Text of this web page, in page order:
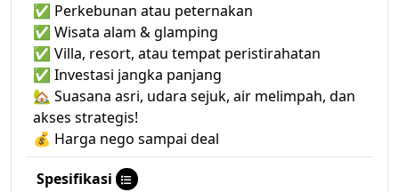
✅ Perkebunan atau peternakan
✅ Wisata alam & glamping
✅ Villa, resort, atau tempat peristirahatan
✅ Investasi jangka panjang
🏡 Suasana asri, udara sejuk, air melimpah, dan
akses strategis!
💰 Harga nego sampai deal
Spesifikasi